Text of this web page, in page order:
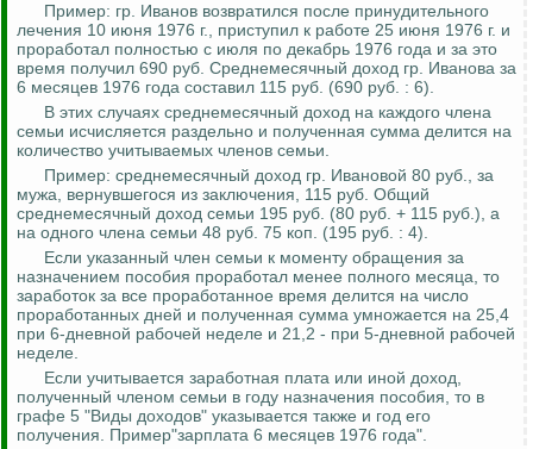
Пример: гр. Иванов возвратился после принудительного
лечения 10 июня 1976 г., приступил к работе 25 июня 1976 г. и
проработал полностью с июля по декабрь 1976 года и за это
время получил 690 руб. Среднемесячный доход гр. Иванова за
6 месяцев 1976 года составил 115 руб. (690 руб. : 6).
В этих случаях среднемесячный доход на каждого члена
семьи исчисляется раздельно и полученная сумма делится на
количество учитываемых членов семьи.
Пример: среднемесячный доход гр. Ивановой 80 руб., за
мужа, вернувшегося из заключения, 115 руб. Общий
среднемесячный доход семьи 195 руб. (80 руб. + 115 руб.), а
на одного члена семьи 48 руб. 75 коп. (195 руб. : 4).
Если указанный член семьи к моменту обращения за
назначением пособия проработал менее полного месяца, то
заработок за все проработанное время делится на число
проработанных дней и полученная сумма умножается на 25,4
при 6-дневной рабочей неделе и 21,2 - при 5-дневной рабочей
неделе.
Если учитывается заработная плата или иной доход,
полученный членом семьи в году назначения пособия, то в
графе 5 "Виды доходов" указывается также и год его
получения. Пример"зарплата 6 месяцев 1976 года".